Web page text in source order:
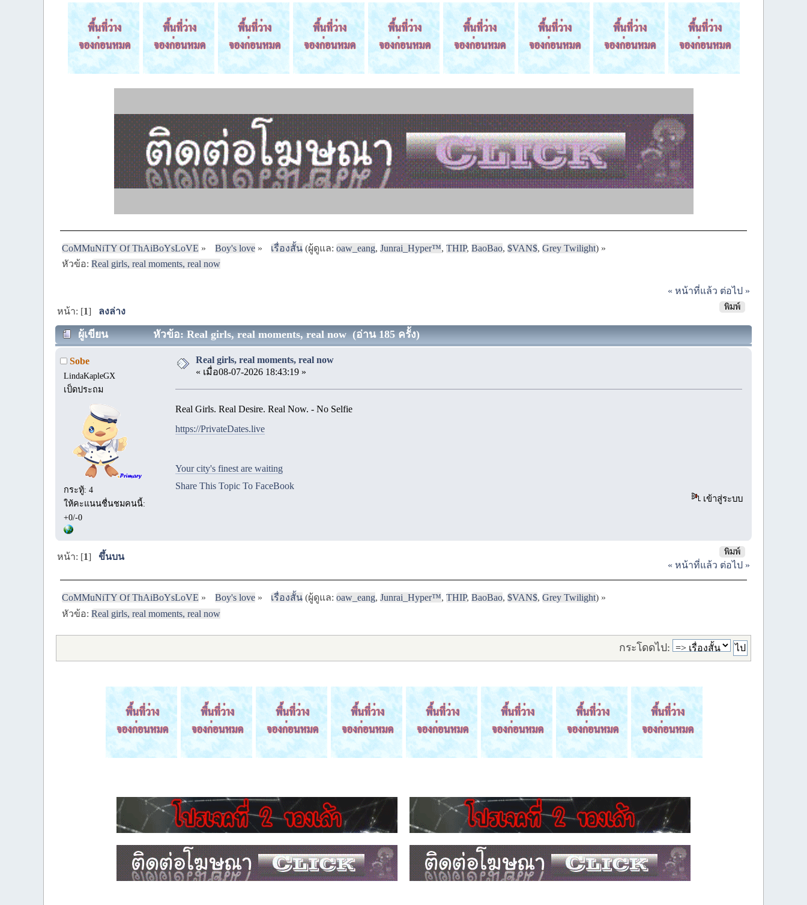
CoMMuNiTY Of ThAiBoYsLoVE » Boy's love» เรื่องสั้น(ผู้ดูแล: oaw_eang, Junrai_Hyper™, THIP, BaoBao, $VAN$, Grey Twilight) »
หัวข้อ:Real girls, real moments, real now
« หน้าที่แล้ว ต่อไป »
พิมพ์
หน้า: [1] ลงล่าง
ผู้เขียน หัวข้อ: Real girls, real moments, real now (อ่าน 185 ครั้ง)
Sobe
LindaKapleGX
เป็ดประถม
กระทู้: 4
ให้คะแนนชื่นชมคนนี้:
+0/-0
Real girls, real moments, real now
« เมื่อ08-07-2026 18:43:19 »
Real Girls. Real Desire. Real Now. - No Selfie
https://PrivateDates.live
Your city's finest are waiting
Share This Topic To FaceBook
เข้าสู่ระบบ
พิมพ์
หน้า: [1]ขึ้นบน
« หน้าที่แล้ว ต่อไป »
CoMMuNiTY Of ThAiBoYsLoVE » Boy's love» เรื่องสั้น(ผู้ดูแล: oaw_eang, Junrai_Hyper™, THIP, BaoBao, $VAN$, Grey Twilight) »
หัวข้อ:Real girls, real moments, real now
กระโดดไป: